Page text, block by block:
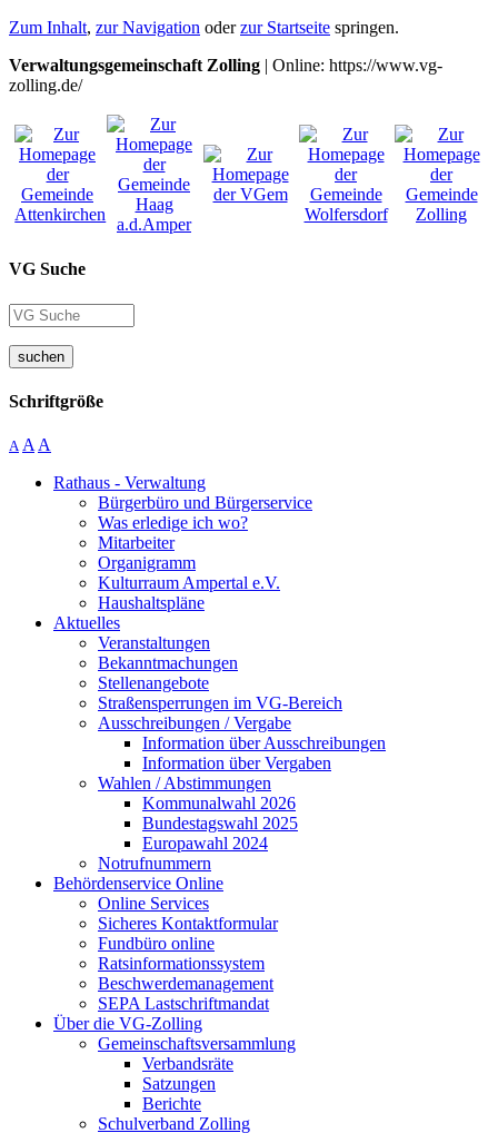
Zum Inhalt, zur Navigation oderzur Startseite springen.
Verwaltungsgemeinschaft Zolling | Online: https://www.vg-
zolling.de/
VG Suche
suchen
Schriftgröße
A A A
Rathaus - Verwaltung
Bürgerbüro und Bürgerservice
Was erledige ich wo?
Mitarbeiter
Organigramm
Kulturraum Ampertal e.V.
Haushaltspläne
Aktuelles
Veranstaltungen
Bekanntmachungen
Stellenangebote
Straßensperrungen im VG-Bereich
Ausschreibungen / Vergabe
Information über Ausschreibungen
Information über Vergaben
Wahlen / Abstimmungen
Kommunalwahl 2026
Bundestagswahl 2025
Europawahl 2024
Notrufnummern
Behördenservice Online
Online Services
Sicheres Kontaktformular
Fundbüro online
Ratsinformationssystem
Beschwerdemanagement
SEPA Lastschriftmandat
Über die VG-Zolling
Gemeinschaftsversammlung
Verbandsräte
Satzungen
Berichte
Schulverband Zolling